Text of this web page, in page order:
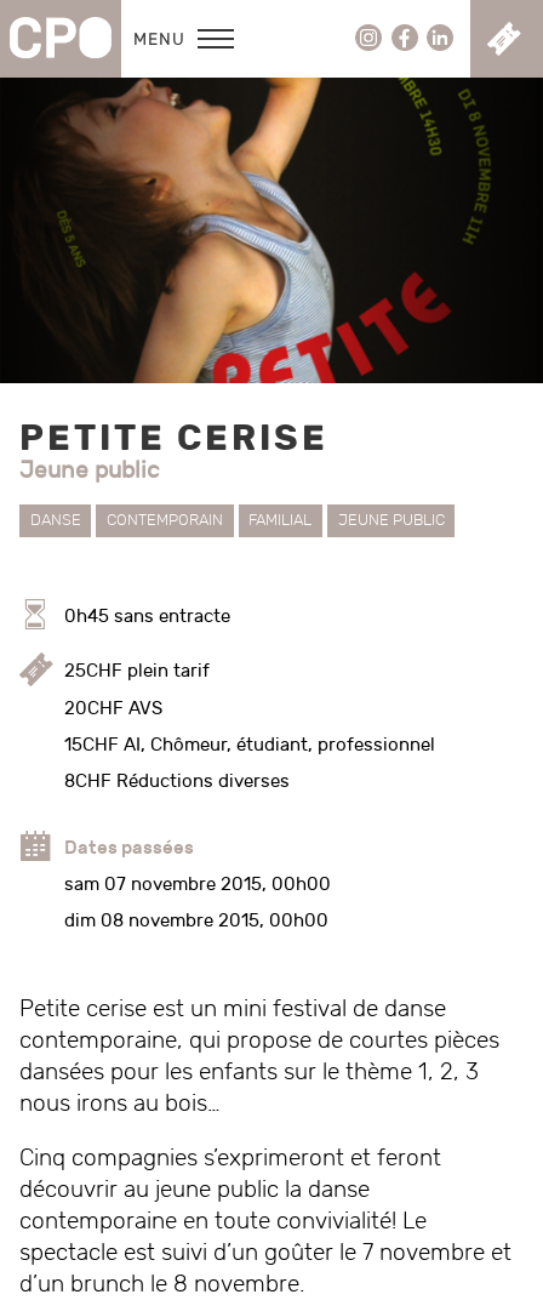
MENU C
PETITE CERISE
Jeune public
DANSE CONTEMPORAIN FAMILIAL JEUNE PUBLIC
0h45 sans entracte
25CHF plein tarif
20CHF AVS
15CHF AI, Chômeur, étudiant, professionnel
8CHF Réductions diverses
Dates passées
sam 07 novembre 2015, 00h00
dim 08 novembre 2015, 00h00
Petite cerise est un mini festival de danse
contemporaine, qui propose de courtes pièces
dansées pour les enfants sur le thème 1, 2, 3
nous irons au bois…
Cinq compagnies s’exprimeront et feront
découvrir au jeune public la danse
contemporaine en toute convivialité! Le
spectacle est suivi d’un goûter le 7 novembre et
d’un brunch le 8 novembre.